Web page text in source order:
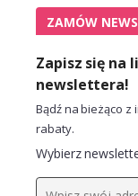
ZAMÓW
Zapisz się na
newslettera!
Bądź na bieżąco
rabaty.
Wybierz